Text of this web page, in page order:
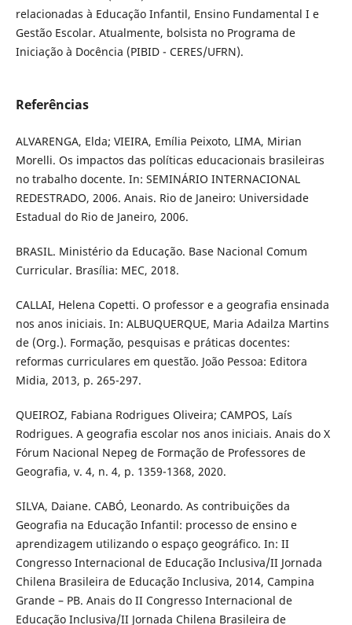
relacionadas à Educação Infantil, Ensino Fundamental I e
Gestão Escolar. Atualmente, bolsista no Programa de
Iniciação à Docência (PIBID - CERES/UFRN).
Referências
ALVARENGA, Elda; VIEIRA, Emília Peixoto, LIMA, Mirian
Morelli. Os impactos das políticas educacionais brasileiras
no trabalho docente. In: SEMINÁRIO INTERNACIONAL
REDESTRADO, 2006. Anais. Rio de Janeiro: Universidade
Estadual do Rio de Janeiro, 2006.
BRASIL. Ministério da Educação. Base Nacional Comum
Curricular. Brasília: MEC, 2018.
CALLAI, Helena Copetti. O professor e a geografia ensinada
nos anos iniciais. In: ALBUQUERQUE, Maria Adailza Martins
de (Org.). Formação, pesquisas e práticas docentes:
reformas curriculares em questão. João Pessoa: Editora
Midia, 2013, p. 265-297.
QUEIROZ, Fabiana Rodrigues Oliveira; CAMPOS, Laís
Rodrigues. A geografia escolar nos anos iniciais. Anais do X
Fórum Nacional Nepeg de Formação de Professores de
Geografia, v. 4, n. 4, p. 1359-1368, 2020.
SILVA, Daiane. CABÓ, Leonardo. As contribuições da
Geografia na Educação Infantil: processo de ensino e
aprendizagem utilizando o espaço geográfico. In: II
Congresso Internacional de Educação Inclusiva/II Jornada
Chilena Brasileira de Educação Inclusiva, 2014, Campina
Grande – PB. Anais do II Congresso Internacional de
Educação Inclusiva/II Jornada Chilena Brasileira de